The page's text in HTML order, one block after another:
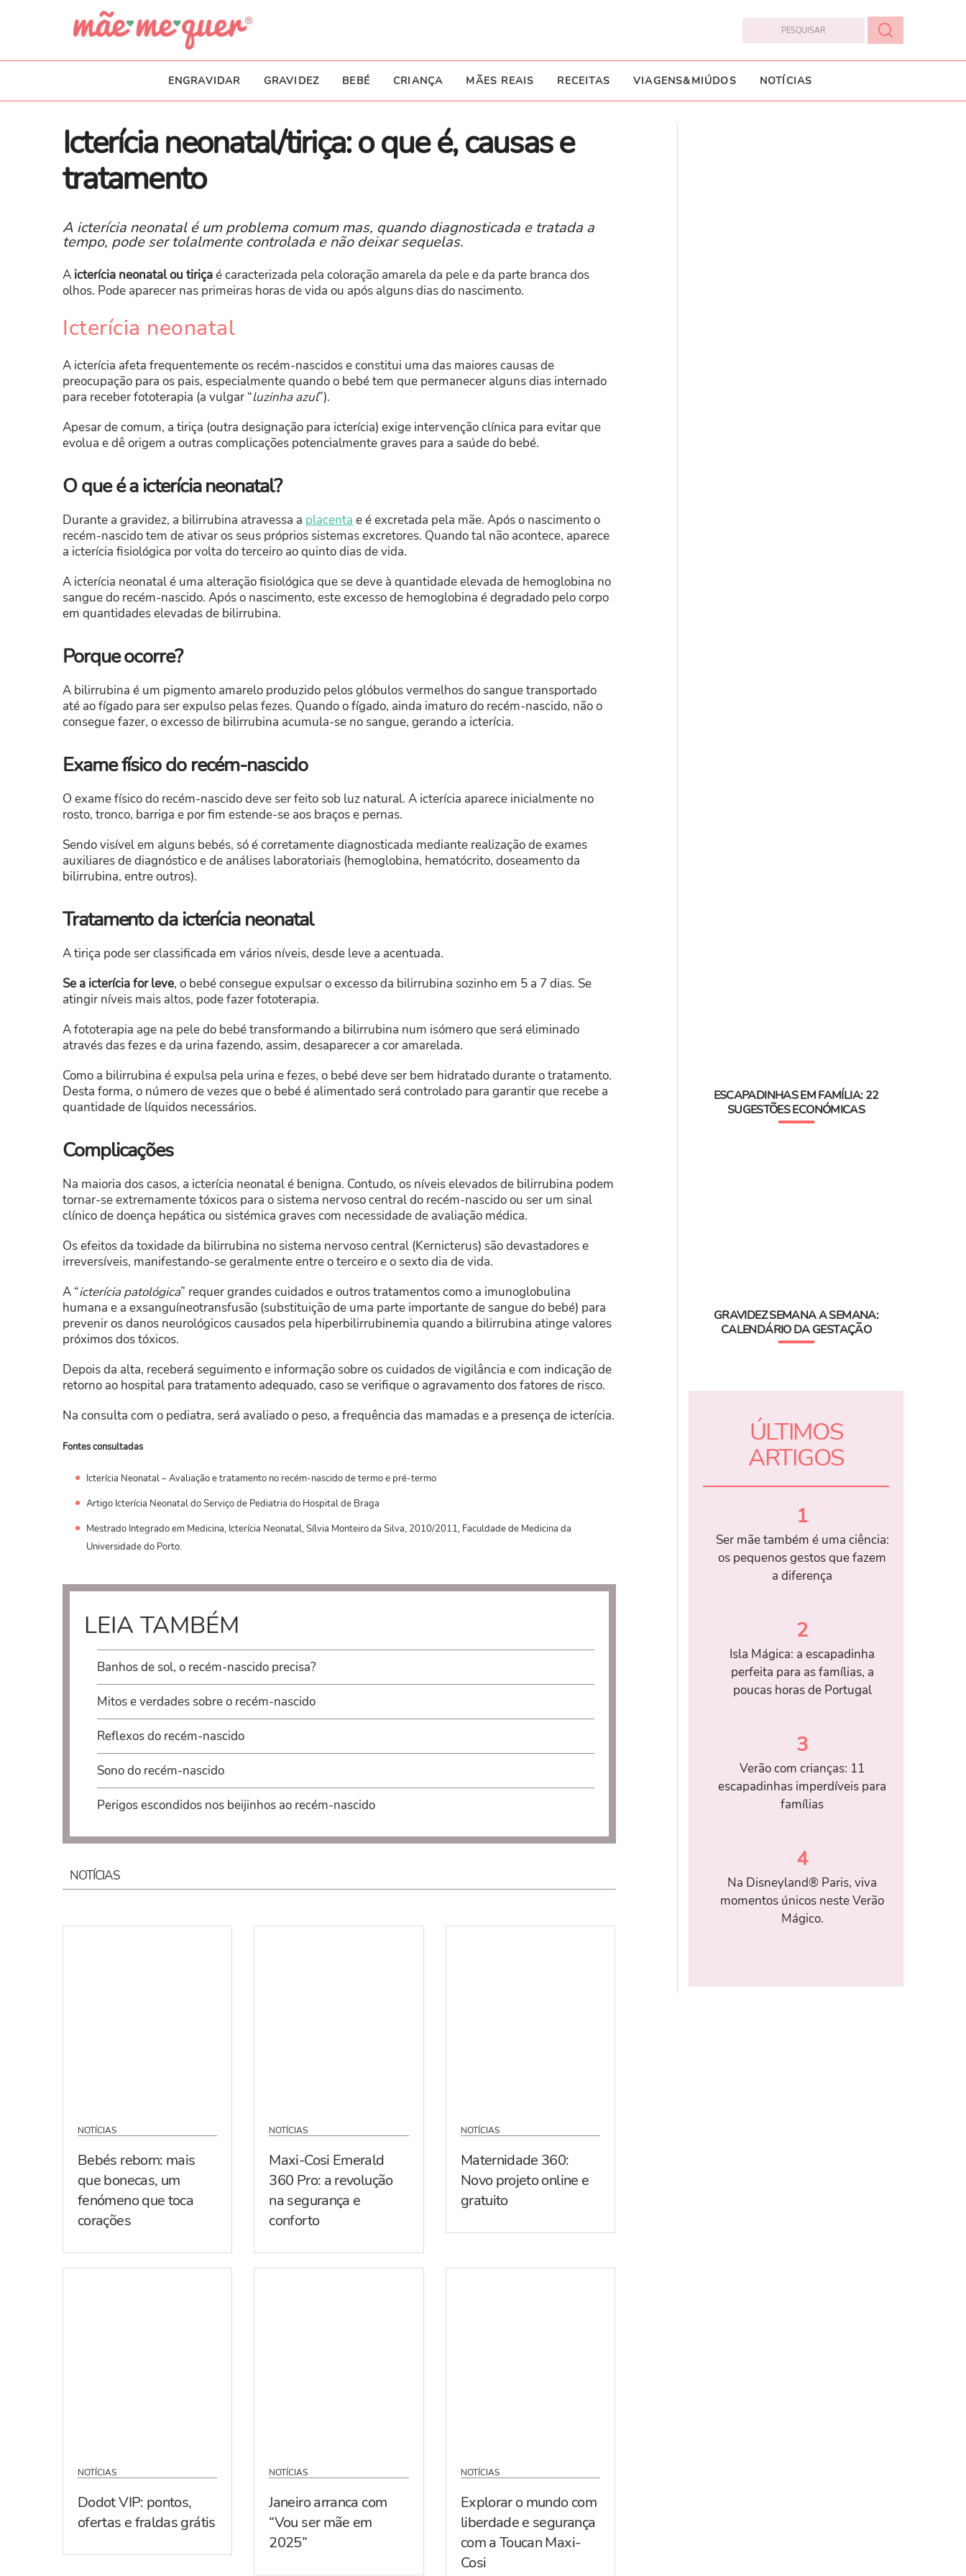
ENGRAVIDAR GRAVIDEZ BEBÉ CRIANÇA MÃES REAIS RECEITAS VIAGENS&MIÚDOS NOTÍCIAS
Icterícia neonatal/tiriça: o que é, causas e
tratamento
A icterícia neonatal é um problema comum mas, quando diagnosticada e tratada a
tempo, pode ser tolalmente controlada e não deixar sequelas.
A icterícia neonatal ou tiriçaé caracterizada pela coloração amarela da pele e da parte branca dos
olhos. Pode aparecer nas primeiras horas de vida ou após alguns dias do nascimento.
Icterícia neonatal
A icterícia afeta frequentemente os recém-nascidos e constitui uma das maiores causas de
preocupação para os pais, especialmente quando o bebé tem que permanecer alguns dias internado
para receber fototerapia (a vulgar “luzinha azul”).
Apesar de comum, a tiriça (outra designação para icterícia) exige intervenção clínica para evitar que
evolua e dê origem a outras complicações potencialmente graves para a saúde do bebé.
O que é a icterícia neonatal?
Durante a gravidez, a bilirrubina atravessa a placenta e é excretada pela mãe. Após o nascimento o
recém-nascido tem de ativar os seus próprios sistemas excretores. Quando tal não acontece, aparece
a icterícia fisiológica por volta do terceiro ao quinto dias de vida.
A icterícia neonatal é uma alteração fisiológica que se deve à quantidade elevada de hemoglobina no
sangue do recém-nascido. Após o nascimento, este excesso de hemoglobina é degradado pelo corpo
em quantidades elevadas de bilirrubina.
Porque ocorre?
A bilirrubina é um pigmento amarelo produzido pelos glóbulos vermelhos do sangue transportado
até ao fígado para ser expulso pelas fezes. Quando o fígado, ainda imaturo do recém-nascido, não o
consegue fazer, o excesso de bilirrubina acumula-se no sangue, gerando a icterícia.
Exame físico do recém-nascido
O exame físico do recém-nascido deve ser feito sob luz natural. A icterícia aparece inicialmente no
rosto, tronco, barriga e por fim estende-se aos braços e pernas.
Sendo visível em alguns bebés, só é corretamente diagnosticada mediante realização de exames
auxiliares de diagnóstico e de análises laboratoriais (hemoglobina, hematócrito, doseamento da
bilirrubina, entre outros).
Tratamento da icterícia neonatal
A tiriça pode ser classificada em vários níveis, desde leve a acentuada.
Se a icterícia for leve, o bebé consegue expulsar o excesso da bilirrubina sozinho em 5 a 7 dias. Se
atingir níveis mais altos, pode fazer fototerapia.
A fototerapia age na pele do bebé transformando a bilirrubina num isómero que será eliminado
através das fezes e da urina fazendo, assim, desaparecer a cor amarelada.
Como a bilirrubina é expulsa pela urina e fezes, o bebé deve ser bem hidratado durante o tratamento.
Desta forma, o número de vezes que o bebé é alimentado será controlado para garantir que recebe a
quantidade de líquidos necessários.
Complicações
Na maioria dos casos, a icterícia neonatal é benigna. Contudo, os níveis elevados de bilirrubina podem
tornar-se extremamente tóxicos para o sistema nervoso central do recém-nascido ou ser um sinal
clínico de doença hepática ou sistémica graves com necessidade de avaliação médica.
Os efeitos da toxidade da bilirrubina no sistema nervoso central (Kernicterus) são devastadores e
irreversíveis, manifestando-se geralmente entre o terceiro e o sexto dia de vida.
A “icterícia patológica” requer grandes cuidados e outros tratamentos como a imunoglobulina
humana e a exsanguíneotransfusão (substituição de uma parte importante de sangue do bebé) para
prevenir os danos neurológicos causados pela hiperbilirrubinemia quando a bilirrubina atinge valores
próximos dos tóxicos.
Depois da alta, receberá seguimento e informação sobre os cuidados de vigilância e com indicação de
retorno ao hospital para tratamento adequado, caso se verifique o agravamento dos fatores de risco.
Na consulta com o pediatra, será avaliado o peso, a frequência das mamadas e a presença de icterícia.
Fontes consultadas
Icterícia Neonatal – Avaliação e tratamento no recém-nascido de termo e pré-termo
Artigo Icterícia Neonatal do Serviço de Pediatria do Hospital de Braga
Mestrado Integrado em Medicina, Icterícia Neonatal, Sílvia Monteiro da Silva, 2010/2011, Faculdade de Medicina da
Universidade do Porto.
LEIA TAMBÉM
Banhos de sol, o recém-nascido precisa?
Mitos e verdades sobre o recém-nascido
Reflexos do recém-nascido
Sono do recém-nascido
Perigos escondidos nos beijinhos ao recém-nascido
NOTÍCIAS
NOTÍCIAS
Bebés reborn: mais
que bonecas, um
fenómeno que toca
corações
NOTÍCIAS
Maxi-Cosi Emerald
360 Pro: a revolução
na segurança e
conforto
NOTÍCIAS
Maternidade 360:
Novo projeto online e
gratuito
NOTÍCIAS
Dodot VIP: pontos,
ofertas e fraldas grátis
NOTÍCIAS
Janeiro arranca com
“Vou ser mãe em
2025”
NOTÍCIAS
Explorar o mundo com
liberdade e segurança
com a Toucan Maxi-
Cosi
ESCAPADINHAS EM FAMÍLIA: 22
SUGESTÕES ECONÓMICAS
GRAVIDEZ SEMANA A SEMANA:
CALENDÁRIO DA GESTAÇÃO
ÚLTIMOS
ARTIGOS
1
Ser mãe também é uma ciência:
os pequenos gestos que fazem
a diferença
2
Isla Mágica: a escapadinha
perfeita para as famílias, a
poucas horas de Portugal
3
Verão com crianças: 11
escapadinhas imperdíveis para
famílias
4
Na Disneyland® Paris, viva
momentos únicos neste Verão
Mágico.